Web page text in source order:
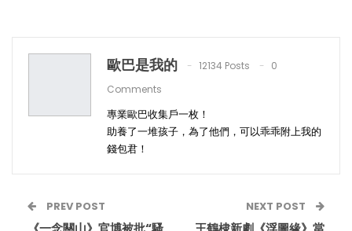
歐巴是我的 12134 Posts
0
Comments
專業歐巴收集戶一枚！
助養了一堆孩子，為了他們，可以乖乖附上我的
錢包君！
PREV POST NEXT POST